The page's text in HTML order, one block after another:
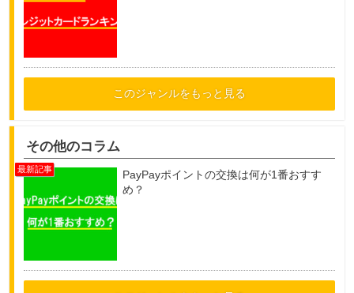
このジャンルをもっと見る
その他のコラム
PayPayポイントの交換は何が1番おすす
め？